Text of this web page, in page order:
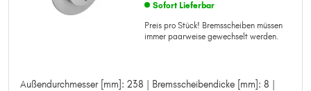
Sofort Lieferbar
Preis pro Stück! Bremsscheiben müssen
immer paarweise gewechselt werden.
Außendurchmesser [mm]: 238 | Bremsscheibendicke [mm]: 8 |
Außendurchmesser [mm]: 238